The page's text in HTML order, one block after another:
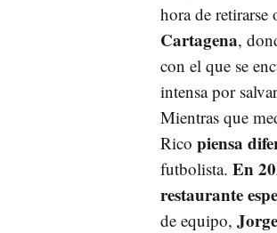
hora de retirarse
Cartagena,
con el que se
intensa por
Mientras que
Rico piensa
futbolista. En
restaurante
de equipo,